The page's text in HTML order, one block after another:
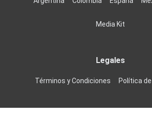
Media Kit
Legales
Términos y Condiciones Política